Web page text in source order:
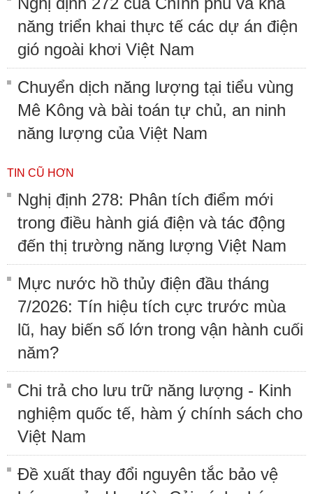
năng triển khai thực tế các dự án điện
gió ngoài khơi Việt Nam
Chuyển dịch năng lượng tại tiểu vùng
Mê Kông và bài toán tự chủ, an ninh
năng lượng của Việt Nam
TIN CŨ HƠN
Nghị định 278: Phân tích điểm mới
trong điều hành giá điện và tác động
đến thị trường năng lượng Việt Nam
Mực nước hồ thủy điện đầu tháng
7/2026: Tín hiệu tích cực trước mùa
lũ, hay biến số lớn trong vận hành cuối
năm?
Chi trả cho lưu trữ năng lượng - Kinh
nghiệm quốc tế, hàm ý chính sách cho
Việt Nam
Đề xuất thay đổi nguyên tắc bảo vệ